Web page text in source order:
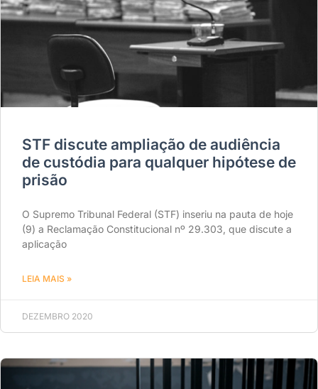
STF discute ampliação de audiência
de custódia para qualquer hipótese de
prisão
O Supremo Tribunal Federal (STF) inseriu na pauta de hoje
(9) a Reclamação Constitucional nº 29.303, que discute a
aplicação
LEIA MAIS »
DEZEMBRO 2020